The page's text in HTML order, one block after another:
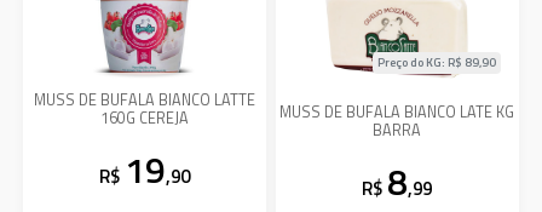
MUSS DE BUFALA BIANCO LATTE
160G CEREJA
R$ 19,90
MUSS DE BUFALA BIANCO LATE KG
BARRA
Preço do KG: R$ 89,90
R$ 8,99